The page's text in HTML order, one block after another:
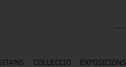
COL·LECCIÓ EXPOSICIONS